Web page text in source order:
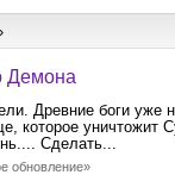
Демона
Древние боги уже
которое
Сделать...
обновление»